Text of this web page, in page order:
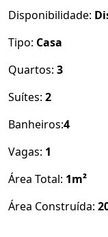
3 salas.
Garagem;
Sala;
Banheiro;
Disponibilidade:
Tipo: Casa
Quartos: 3
Suítes: 2
Banheiros:4
Vagas: 1
Área Total: 1m²
Área Construída: